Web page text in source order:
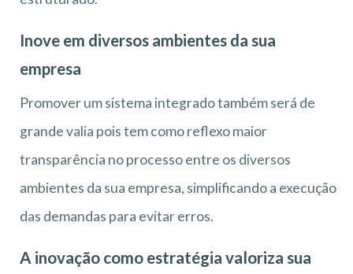
Inove em diversos ambientes da sua
empresa
Promover um sistema integrado também será de
grande valia pois tem como reflexo maior
transparência no processo entre os diversos
ambientes da sua empresa, simplificando a execução
das demandas para evitar erros.
A inovação como estratégia valoriza sua